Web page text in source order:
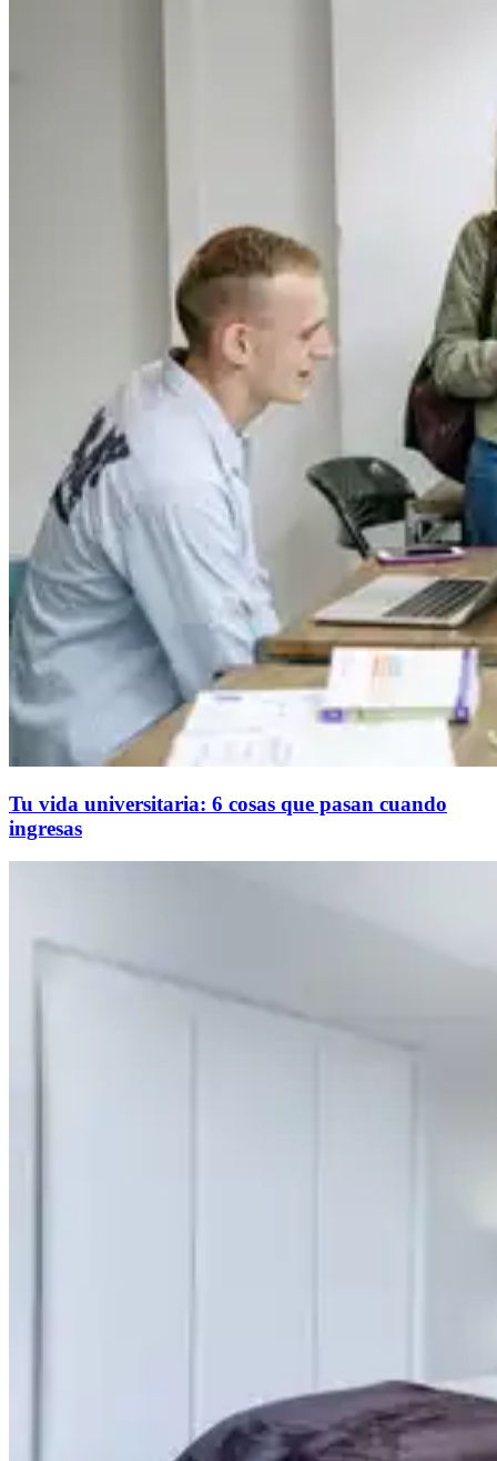
Tu vida universitaria: 6 cosas que pasan cuando
ingresas